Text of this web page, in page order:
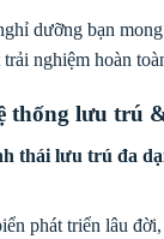
dưỡng bạn
nghiệm hoàn
thống lưu trú
thái lưu trú đa
phát triển lâu